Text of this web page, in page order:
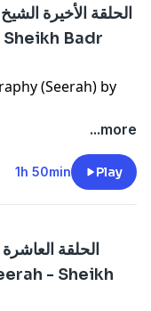
Badr
(Seerah) by
...more
1h 50min Play